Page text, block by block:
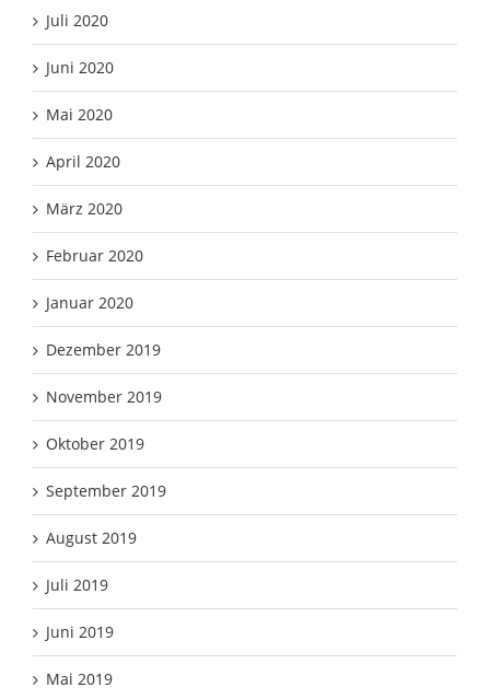
Juli 2020
Juni 2020
Mai 2020
April 2020
März 2020
Februar 2020
Januar 2020
Dezember 2019
November 2019
Oktober 2019
September 2019
August 2019
Juli 2019
Juni 2019
Mai 2019